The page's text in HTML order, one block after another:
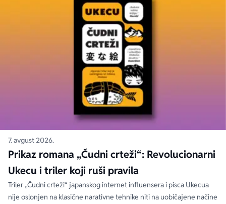
7. avgust 2026.
Prikaz romana „Čudni crteži“: Revolucionarni
Ukecu i triler koji ruši pravila
Triler „Čudni crteži“ japanskog internet influensera i pisca Ukecua
nije oslonjen na klasične narativne tehnike niti na uobičajene načine